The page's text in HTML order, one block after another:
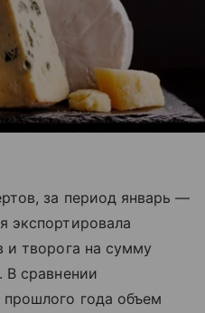
за период январь —
экспортировала
и творога на сумму
сравнении
года объем